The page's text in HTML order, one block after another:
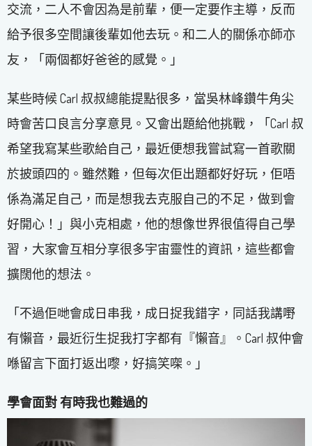
交流，二人不會因為是前輩，便一定要作主導，反而
給予很多空間讓後輩如他去玩。和二人的關係亦師亦
友，「兩個都好爸爸的感覺。」
某些時候 Carl 叔叔總能提點很多，當吳林峰鑽牛角尖
時會苦口良言分享意見。又會出題給他挑戰，「Carl 叔
希望我寫某些歌給自己，最近便想我嘗試寫一首歌關
於披頭四的。雖然難，但每次佢出題都好好玩，佢唔
係為滿足自己，而是想我去克服自己的不足，做到會
好開心！」與小克相處，他的想像世界很值得自己學
習，大家會互相分享很多宇宙靈性的資訊，這些都會
擴闊他的想法。
「不過佢哋會成日串我，成日捉我錯字，同話我講嘢
有懶音，最近衍生捉我打字都有『懶音』。Carl 叔仲會
喺留言下面打返出嚟，好搞笑㗎。」
學會面對 有時我也難過的